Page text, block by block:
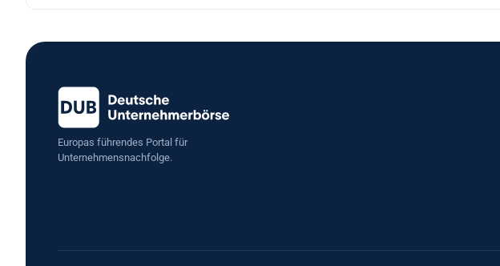
Europas führendes Portal für
Unternehmensnachfolge.